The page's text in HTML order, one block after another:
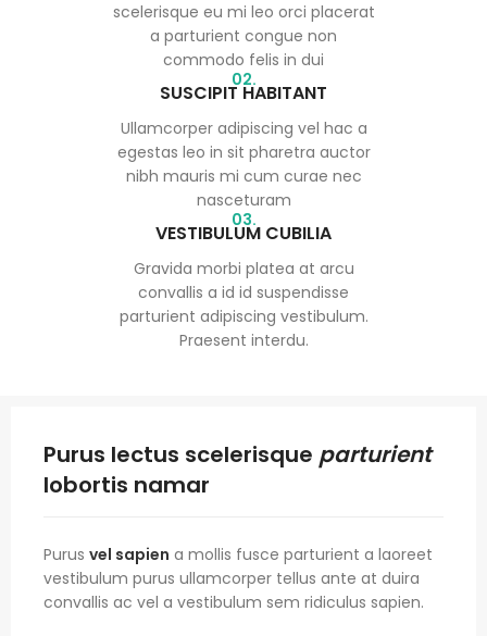
scelerisque eu mi leo orci placerat
a parturient congue non
commodo felis in dui
02.
SUSCIPIT HABITANT
Ullamcorper adipiscing vel hac a
egestas leo in sit pharetra auctor
nibh mauris mi cum curae nec
nasceturam
03.
VESTIBULUM CUBILIA
Gravida morbi platea at arcu
convallis a id id suspendisse
parturient adipiscing vestibulum.
Praesent interdu.
Purus lectus scelerisque parturient
lobortis namar
Purus vel sapien a mollis fusce parturient a laoreet
vestibulum purus ullamcorper tellus ante at duira
convallis ac vel a vestibulum sem ridiculus sapien.